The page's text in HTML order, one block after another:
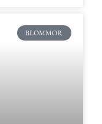
BLOMMOR